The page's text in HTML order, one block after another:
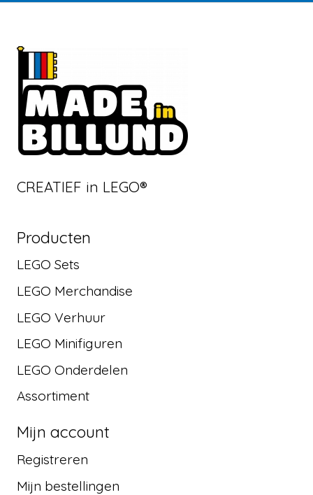
CREATIEF in LEGO®
Producten
LEGO Sets
LEGO Merchandise
LEGO Verhuur
LEGO Minifiguren
LEGO Onderdelen
Assortiment
Mijn account
Registreren
Mijn bestellingen